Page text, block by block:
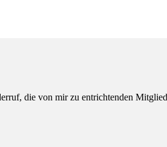
die von mir zu entrichtenden